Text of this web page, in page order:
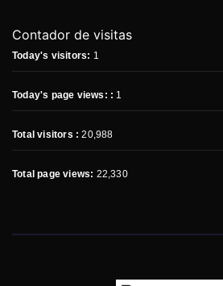
Contador de visitas
Today's visitors: 1
Today's page views: : 1
Total visitors :20,988
Total page views: 22,330